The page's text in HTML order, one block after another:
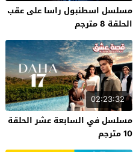
مسلسل اسطنبول راسا على عقب
الحلقة 8 مترجم
02:23:32
مسلسل في السابعة عشر الحلقة
10 مترجم